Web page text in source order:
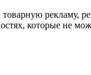
рекламу,
которые не